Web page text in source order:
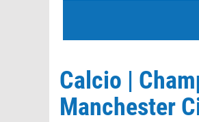
Calcio |
Manchester